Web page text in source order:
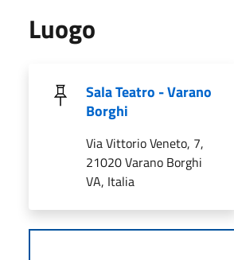
Luogo
Sala Teatro - Varano
Borghi
Via Vittorio Veneto, 7,
21020 Varano Borghi
VA, Italia